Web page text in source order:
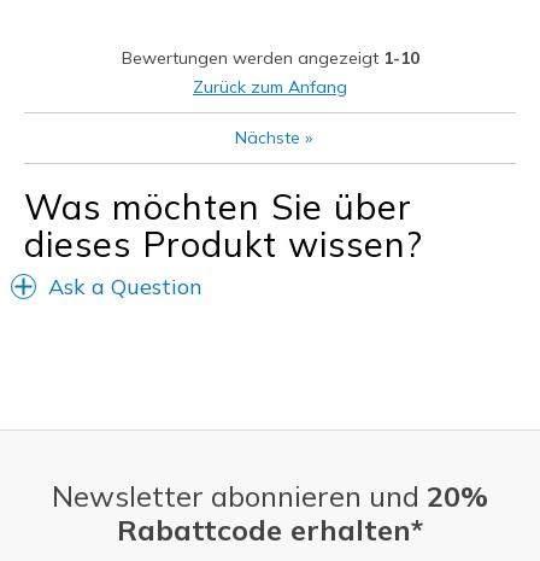
Feels too wide
Sizing
Feels full size too big
I'm Into Shoes
Bewertungen werden angezeigt 1-10
Zurück zum Anfang
Nächste »
Was möchten Sie über
dieses Produkt wissen?
Ask a Question
Newsletter abonnieren und 20%
Rabattcode erhalten*